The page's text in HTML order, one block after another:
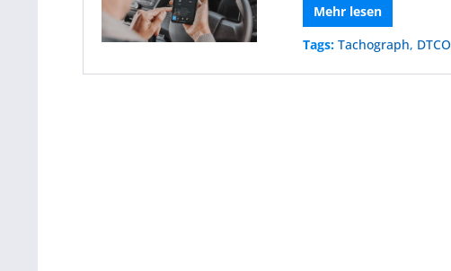
Mehr lesen
Tags: Tachograph, DTCO